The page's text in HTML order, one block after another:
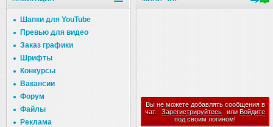
Шапки для YouTube
Превью для видео
Заказ графики
Шрифты
Конкурсы
Вакансии
Форум
Файлы
Реклама
Вы не можете добавлять сообщения в
чат.
Зарегистрируйтесь или Войдите
под своим логином!